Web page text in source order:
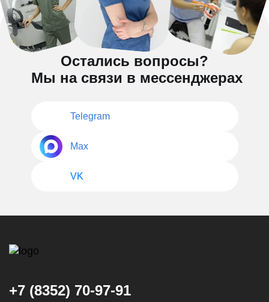
Остались вопросы?
Мы на связи в мессенджерах
Telegram
Max
VK
+7 (8352) 70-97-91